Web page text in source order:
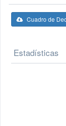
Cuadro de
Estadísticas